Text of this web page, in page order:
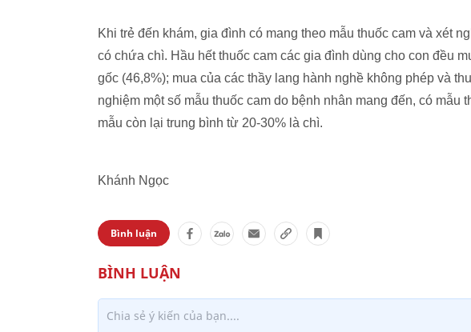
Khi trẻ đến khám, gia đình có mang theo mẫu thuốc cam và xét
có chứa chì. Hầu hết thuốc cam các gia đình dùng cho con đều
gốc (46,8%); mua của các thầy lang hành nghề không phép và
nghiệm một số mẫu thuốc cam do bệnh nhân mang đến, có
mẫu còn lại trung bình từ 20-30% là chì.
Khánh Ngọc
Bình luận